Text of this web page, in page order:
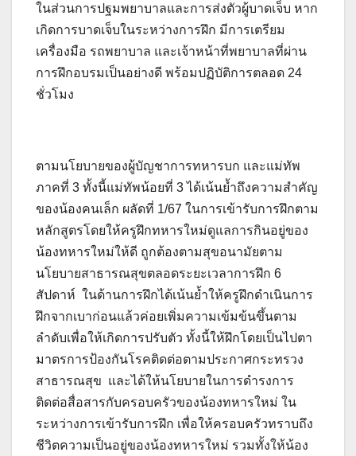
ในส่วนการปฐมพยาบาลและการส่งตัวผู้บาดเจ็บ หาก
เกิดการบาดเจ็บในระหว่างการฝึก มีการเตรียม
เครื่องมือ รถพยาบาล และเจ้าหน้าที่พยาบาลที่ผ่าน
การฝึกอบรมเป็นอย่างดี พร้อมปฏิบัติการตลอด 24
ชั่วโมง
ตามนโยบายของผู้บัญชาการทหารบก และแม่ทัพ
ภาคที่ 3 ทั้งนี้แม่ทัพน้อยที่ 3 ได้เน้นย้ำถึงความสำคัญ
ของน้องคนเล็ก ผลัดที่ 1/67 ในการเข้ารับการฝึกตาม
หลักสูตรโดยให้ครูฝึกทหารใหม่ดูแลการกินอยู่ของ
น้องทหารใหม่ให้ดี ถูกต้องตามสุขอนามัยตาม
นโยบายสาธารณสุขตลอดระยะเวลาการฝึก 6
สัปดาห์ ในด้านการฝึกได้เน้นย้ำให้ครูฝึกดำเนินการ
ฝึกจากเบาก่อนแล้วค่อยเพิ่มความเข้มข้นขึ้นตาม
ลำดับเพื่อให้เกิดการปรับตัว ทั้งนี้ให้ฝึกโดยเป็นไปตา
มาตรการป้องกันโรคติดต่อตามประกาศกระทรวง
สาธารณสุข และได้ให้นโยบายในการดำรงการ
ติดต่อสื่อสารกับครอบครัวของน้องทหารใหม่ ใน
ระหว่างการเข้ารับการฝึก เพื่อให้ครอบครัวทราบถึง
ชีวิตความเป็นอยู่ของน้องทหารใหม่ รวมทั้งให้น้อง